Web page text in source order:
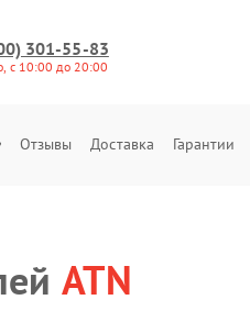
301-55-83
с 10:00 до 20:00
Отзывы Доставка Гарантии
ATN